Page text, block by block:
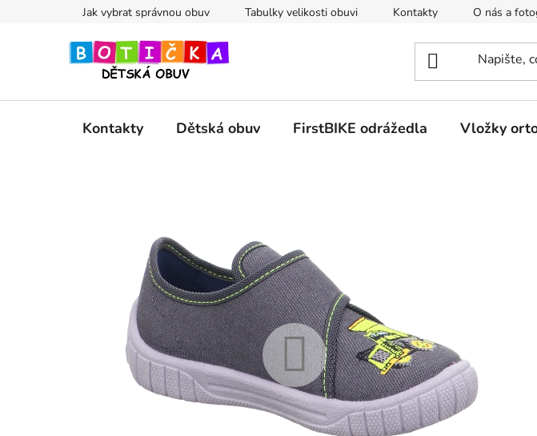
Jak vybrat správnou obuv Tabulky velikosti obuvi Kontakty O nás a
Kontakty Dětská obuv FirstBIKE odrážedla Vložky